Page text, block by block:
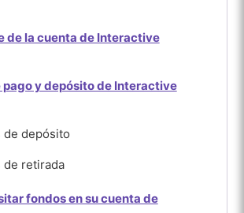
de la cuenta de Interactive
pago y depósito de Interactive
de depósito
de retirada
fondos en su cuenta de